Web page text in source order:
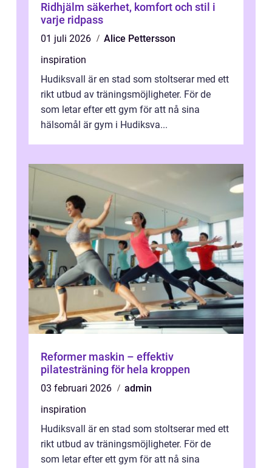
Ridhjälm säkerhet, komfort och stil i
varje ridpass
01 juli 2026
Alice Pettersson
inspiration
Hudiksvall är en stad som stoltserar med ett
rikt utbud av träningsmöjligheter. För de
som letar efter ett gym för att nå sina
hälsomål är gym i Hudiksva...
Reformer maskin – effektiv
pilatesträning för hela kroppen
03 februari 2026
admin
inspiration
Hudiksvall är en stad som stoltserar med ett
rikt utbud av träningsmöjligheter. För de
som letar efter ett gym för att nå sina